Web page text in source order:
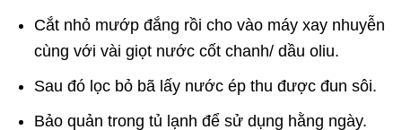
Cắt nhỏ mướp đắng rồi cho vào máy xay nhuyễn
cùng với vài giọt nước cốt chanh/ dầu oliu.
Sau đó lọc bỏ bã lấy nước ép thu được đun sôi.
Bảo quản trong tủ lạnh để sử dụng hằng ngày.